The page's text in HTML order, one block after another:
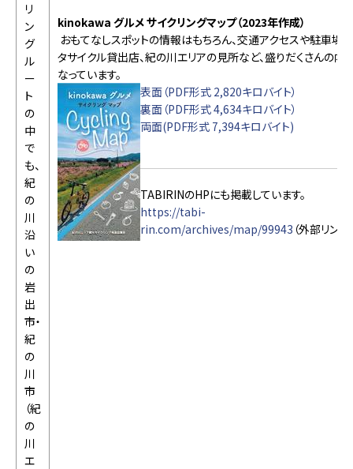
リ
ン
グ
ル
ー
ト
の
中
で
も、
紀
の
川
沿
い
の
岩
出
市・
紀
の
川
市
（紀
の
川
エ
kinokawa グルメ サイクリングマップ（2023年作成）
おもてなしスポットの情報はもちろん、交通アクセスや駐車場、
タサイクル貸出店、紀の川エリアの見所など、盛りだくさんの内
なっています。
表面（PDF形式 2,820キロバイト）
裏面（PDF形式 4,634キロバイト）
両面(PDF形式 7,394キロバイト)
TABIRINのHPにも掲載しています。
https://tabi-
rin.com/archives/map/99943 （外部リンク